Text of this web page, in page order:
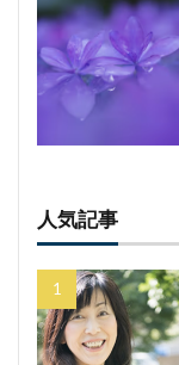
人気記事